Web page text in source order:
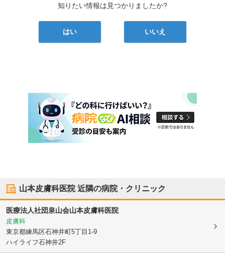
知りたい情報は見つかりましたか?
はい いいえ
山本皮膚科医院近隣の病院・クリニック
医療法人社団泉山会山本皮膚科医院
皮膚科
東京都練馬区石神井町5丁目1-9
ハイライフ石神井2F